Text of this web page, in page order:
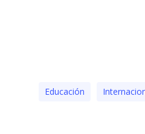
Educación